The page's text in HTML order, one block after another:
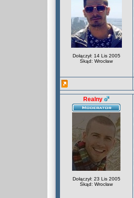
Dołączył: 14 Lis 2005
Skąd: Wrocław
Realny
Dołączył: 23 Lis 2005
Skąd: Wrocław